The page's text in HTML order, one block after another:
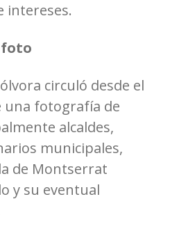
intereses.
foto
circuló desde el
una fotografía de
alcaldes,
municipales,
de Montserrat
y su eventual